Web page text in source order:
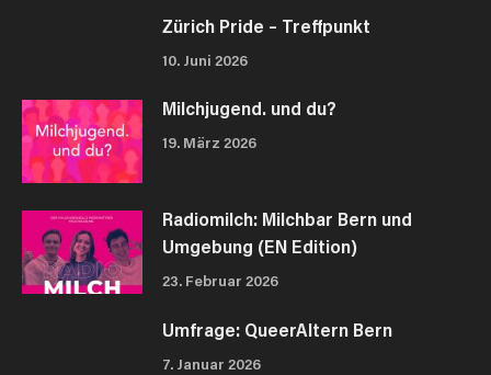
Zürich Pride – Treffpunkt
10. Juni 2026
Milchjugend. und du?
19. März 2026
Radiomilch: Milchbar Bern und
Umgebung (EN Edition)
23. Februar 2026
Umfrage: QueerAltern Bern
7. Januar 2026